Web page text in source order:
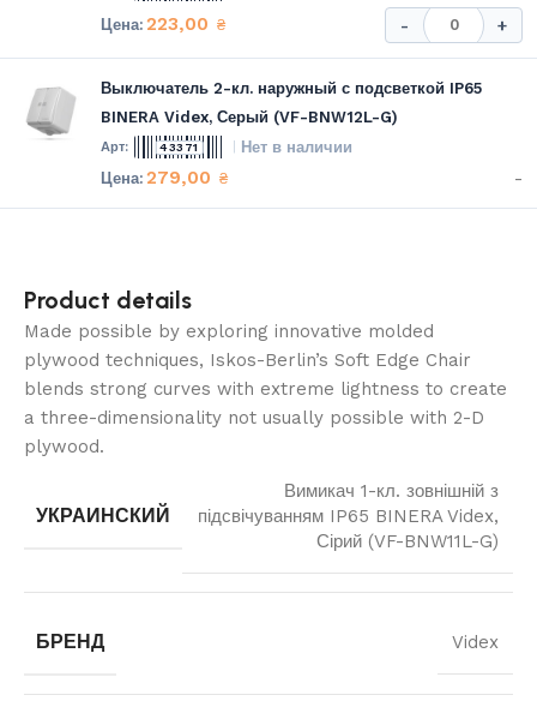
223,00 ₴ - +
Выключатель 2-кл. наружный с подсветкой IP65
BINERA Videx, Серый (VF-BNW12L-G)
43371 Нет в наличии
279,00 ₴ -
Product details
Made possible by exploring innovative molded
plywood techniques, Iskos-Berlin’s Soft Edge Chair
blends strong curves with extreme lightness to create
a three-dimensionality not usually possible with 2-D
plywood.
УКРАИНСКИЙ
Вимикач 1-кл. зовнішній з
підсвічуванням IP65 BINERA Videx,
Сірий (VF-BNW11L-G)
БРЕНД Videx